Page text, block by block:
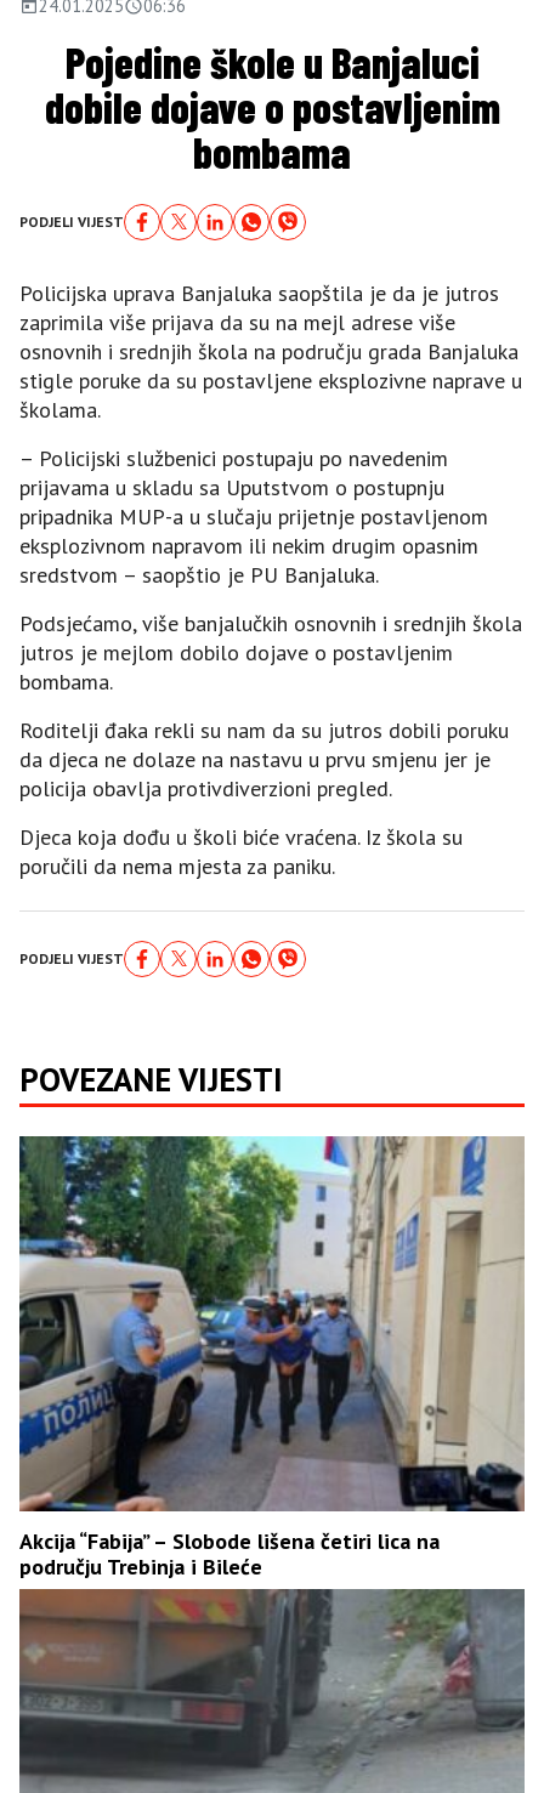
24.01.2025 06:36
Pojedine škole u Banjaluci
dobile dojave o postavljenim
bombama
PODJELI VIJEST
Policijska uprava Banjaluka saopštila je da je jutros
zaprimila više prijava da su na mejl adrese više
osnovnih i srednjih škola na području grada Banjaluka
stigle poruke da su postavljene eksplozivne naprave u
školama.
– Policijski službenici postupaju po navedenim
prijavama u skladu sa Uputstvom o postupnju
pripadnika MUP-a u slučaju prijetnje postavljenom
eksplozivnom napravom ili nekim drugim opasnim
sredstvom – saopštio je PU Banjaluka.
Podsjećamo, više banjalučkih osnovnih i srednjih škola
jutros je mejlom dobilo dojave o postavljenim
bombama.
Roditelji đaka rekli su nam da su jutros dobili poruku
da djeca ne dolaze na nastavu u prvu smjenu jer je
policija obavlja protivdiverzioni pregled.
Djeca koja dođu u školi biće vraćena. Iz škola su
poručili da nema mjesta za paniku.
PODJELI VIJEST
POVEZANE VIJESTI
Akcija “Fabija” – Slobode lišena četiri lica na
području Trebinja i Bileće